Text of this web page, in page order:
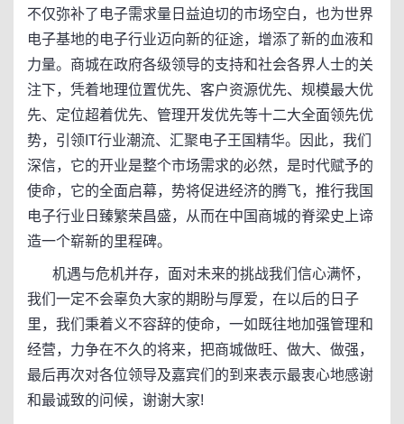
不仅弥补了电子需求量日益迫切的市场空白，也为世界
电子基地的电子行业迈向新的征途，增添了新的血液和
力量。商城在政府各级领导的支持和社会各界人士的关
注下，凭着地理位置优先、客户资源优先、规模最大优
先、定位超着优先、管理开发优先等十二大全面领先优
势，引领IT行业潮流、汇聚电子王国精华。因此，我们
深信，它的开业是整个市场需求的必然，是时代赋予的
使命，它的全面启幕，势将促进经济的腾飞，推行我国
电子行业日臻繁荣昌盛，从而在中国商城的脊梁史上谛
造一个崭新的里程碑。
机遇与危机并存，面对未来的挑战我们信心满怀，
我们一定不会辜负大家的期盼与厚爱，在以后的日子
里，我们秉着义不容辞的使命，一如既往地加强管理和
经营，力争在不久的将来，把商城做旺、做大、做强，
最后再次对各位领导及嘉宾们的到来表示最衷心地感谢
和最诚致的问候，谢谢大家!